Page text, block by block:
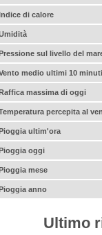
di calore
sul livello del
medio ultimi 10 minuti
massima di oggi
percepita al
ultim'ora
oggi
mese
anno
Ultimo